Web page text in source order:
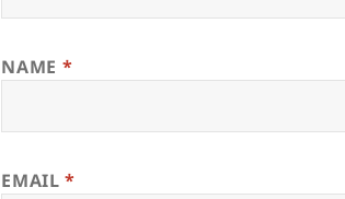
NAME *
EMAIL*